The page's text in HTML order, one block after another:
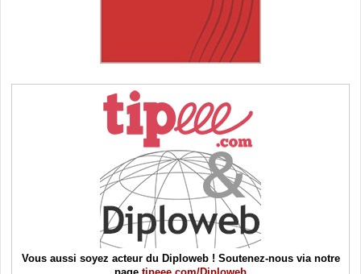
Vous aussi soyez acteur du Diploweb ! Soutenez-nous via notre